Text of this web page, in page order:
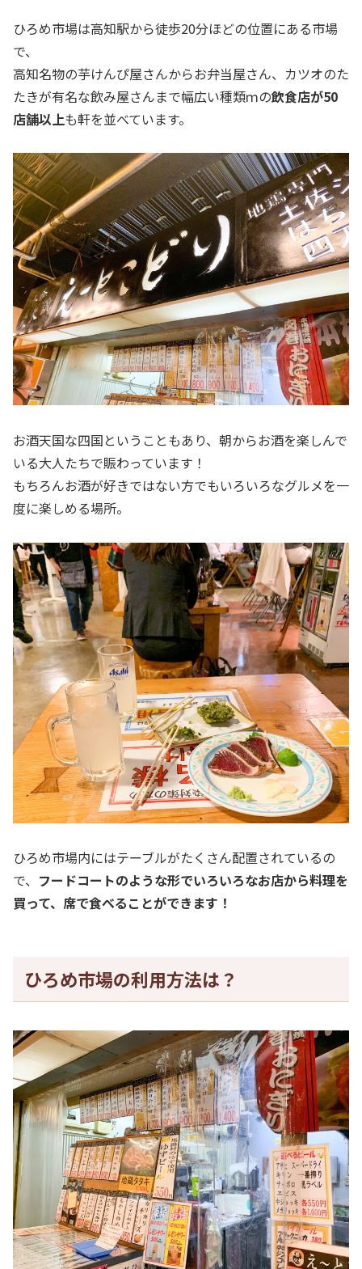
ひろめ市場は高知駅から徒歩20分ほどの位置にある市場
で、
高知名物の芋けんぴ屋さんからお弁当屋さん、カツオのた
たきが有名な飲み屋さんまで幅広い種類ｍの飲食店が50
店舗以上も軒を並べています。
お酒天国な四国ということもあり、朝からお酒を楽しんで
いる大人たちで賑わっています！
もちろんお酒が好きではない方でもいろいろなグルメを一
度に楽しめる場所。
ひろめ市場内にはテーブルがたくさん配置されているの
で、 フードコートのような形でいろいろなお店から料理を
買って、席で食べることができます！
ひろめ市場の利用方法は？